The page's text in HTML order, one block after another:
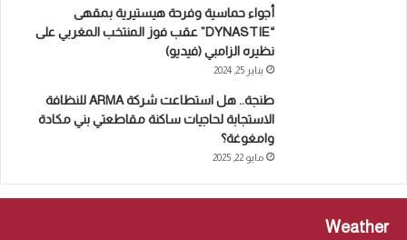
أجواء حماسية وفرحة هيستيرية بمقهى
“DYNASTIE” عقب فوز المنتخب المغربي على
نظيره الزامبي (فيديو)
يناير 25, 2024
طنجة.. هل استطاعت شركة ARMA للنظافة
الاستجابة لحاجيات ساكنة مقاطعتي بني مكادة
وامغوغة؟
مايو 22, 2025
Weather